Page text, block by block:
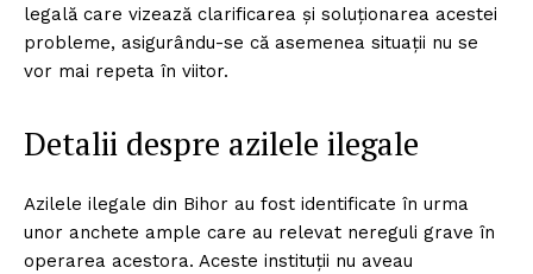
legală care vizează clarificarea și soluționarea acestei
probleme, asigurându-se că asemenea situații nu se
vor mai repeta în viitor.
Detalii despre azilele ilegale
Azilele ilegale din Bihor au fost identificate în urma
unor anchete ample care au relevat nereguli grave în
operarea acestora. Aceste instituții nu aveau